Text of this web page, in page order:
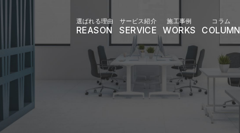
選ばれる理由
REASON
サービス紹介
SERVICE
施工事例
WORKS
コラム
COLUMN